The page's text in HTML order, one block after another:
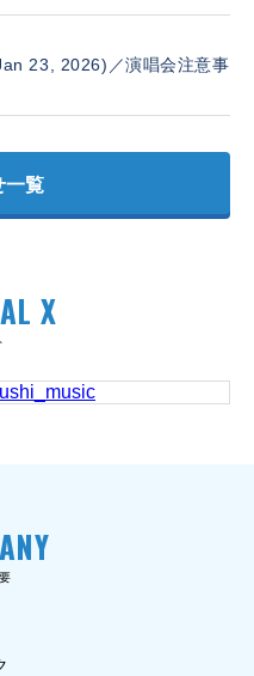
23, 2026)／演唱会注意事
一覧
X